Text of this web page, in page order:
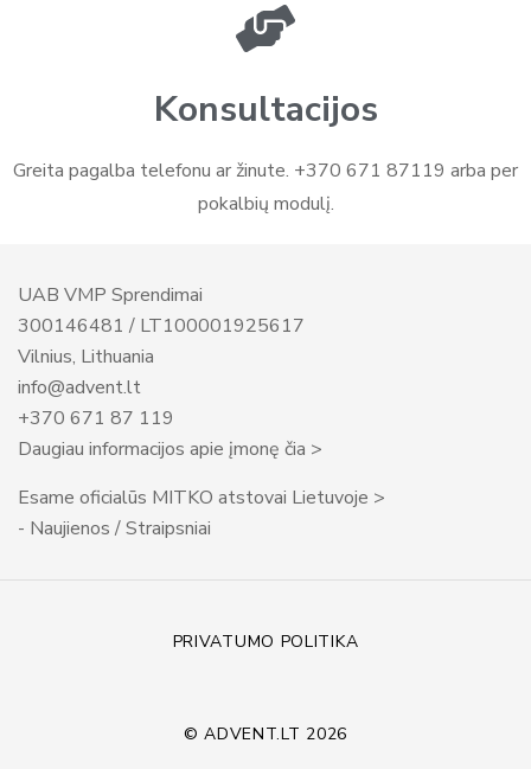
Konsultacijos
Greita pagalba telefonu ar žinute. +370 671 87119 arba per
pokalbių modulį.
UAB VMP Sprendimai
300146481 / LT100001925617
Vilnius, Lithuania
info@advent.lt
+370 671 87 119
Daugiau informacijos apie įmonę čia >
Esame oficialūs MITKO atstovai Lietuvoje >
- Naujienos / Straipsniai
PRIVATUMO POLITIKA
© ADVENT.LT 2026